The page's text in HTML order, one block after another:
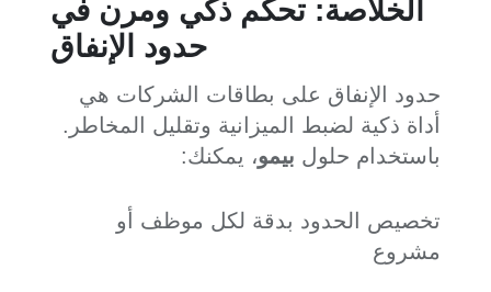
الخلاصة: تحكّم ذكي ومرن في
حدود الإنفاق
حدود الإنفاق على بطاقات الشركات هي
أداة ذكية لضبط الميزانية وتقليل المخاطر.
باستخدام حلول بيمو، يمكنك:
تخصيص الحدود بدقة لكل موظف أو
مشروع